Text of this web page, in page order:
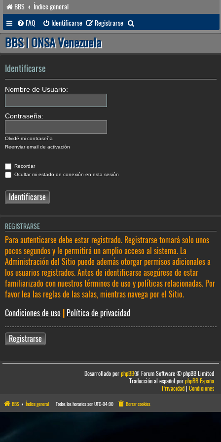
BBS
Índice general
FAQ
Identificarse Registrarse
u
a
BBS | ONSA Venezuela
Identificarse
Nombre de Usuario:
Contraseña:
Olvidé mi contraseña
Reenviar email de activación
Recordar
Ocultar mi estado de conexión en esta sesión
REGISTRARSE
Para autenticarse debe estar registrado. Registrarse tomará solo unos
pocos segundos y le permitirá un amplio acceso al sistema. La
Administración del Sitio puede además otorgar permisos adicionales a
los usuarios registrados. Antes de identificarse asegúrese de estar
familiarizado con nuestros términos de uso y políticas relacionadas. Por
favor lea las reglas de las salas, mientras navega por el Sitio.
Condiciones de uso
Política de privacidad
Registrarse
Desarrollado porphpBB® Forum Software © phpBB Limited
Traducción al español porphpBB España
Privacidad|Condiciones
BBS Índice general Todos los horarios sonUTC-04:00 Borrar cookies